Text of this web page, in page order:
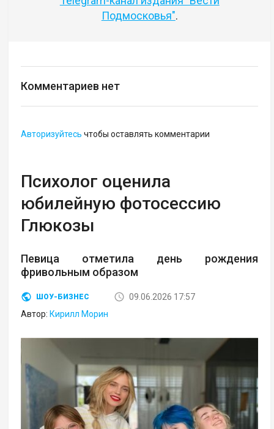
Подмосковья".
Комментариев нет
Авторизуйтесь чтобы оставлять комментарии
Психолог оценила
юбилейную фотосессию
Глюкозы
Певица отметила день рождения
фривольным образом
ШОУ-БИЗНЕС
09.06.2026 17:57
Автор: Кирилл Морин